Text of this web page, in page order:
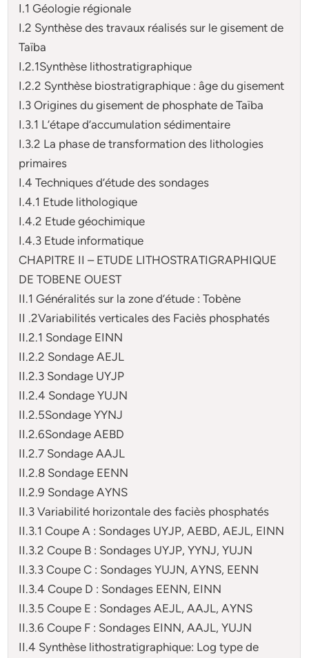
I.1 Géologie régionale
I.2 Synthèse des travaux réalisés sur le gisement de
Taïba
I.2.1Synthèse lithostratigraphique
I.2.2 Synthèse biostratigraphique : âge du gisement
I.3 Origines du gisement de phosphate de Taïba
I.3.1 L’étape d’accumulation sédimentaire
I.3.2 La phase de transformation des lithologies
primaires
I.4 Techniques d’étude des sondages
I.4.1 Etude lithologique
I.4.2 Etude géochimique
I.4.3 Etude informatique
CHAPITRE II – ETUDE LITHOSTRATIGRAPHIQUE
DE TOBENE OUEST
II.1 Généralités sur la zone d’étude : Tobène
II .2Variabilités verticales des Faciès phosphatés
II.2.1 Sondage EINN
II.2.2 Sondage AEJL
II.2.3 Sondage UYJP
II.2.4 Sondage YUJN
II.2.5Sondage YYNJ
II.2.6Sondage AEBD
II.2.7 Sondage AAJL
II.2.8 Sondage EENN
II.2.9 Sondage AYNS
II.3 Variabilité horizontale des faciès phosphatés
II.3.1 Coupe A : Sondages UYJP, AEBD, AEJL, EINN
II.3.2 Coupe B : Sondages UYJP, YYNJ, YUJN
II.3.3 Coupe C : Sondages YUJN, AYNS, EENN
II.3.4 Coupe D : Sondages EENN, EINN
II.3.5 Coupe E : Sondages AEJL, AAJL, AYNS
II.3.6 Coupe F : Sondages EINN, AAJL, YUJN
II.4 Synthèse lithostratigraphique: Log type de